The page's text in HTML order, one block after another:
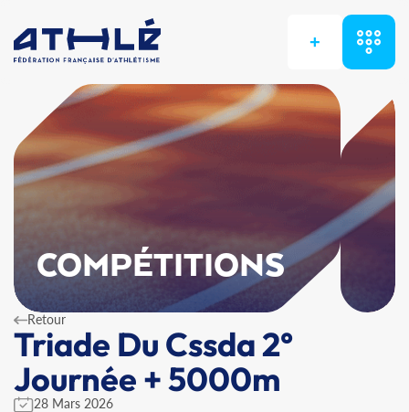
+
COMPÉTITIONS
Retour
Triade Du Cssda 2°
Journée + 5000m
28 Mars 2026